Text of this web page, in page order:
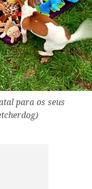
para os seus